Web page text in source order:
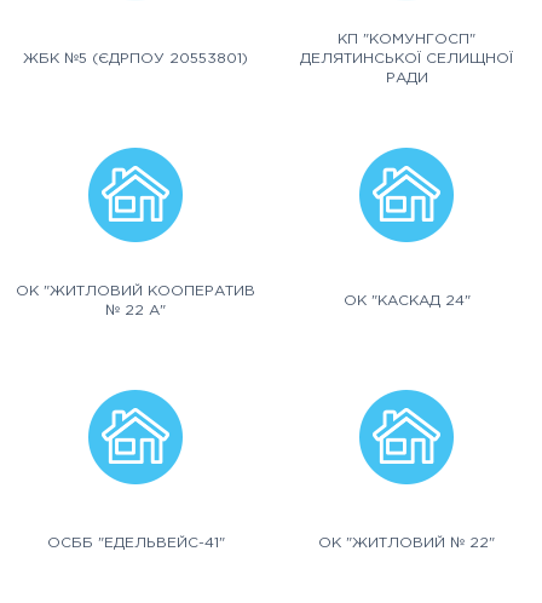
ЖБК №5 (ЄДРПОУ 20553801)
КП "КОМУНГОСП"
ДЕЛЯТИНСЬКОЇ СЕЛИЩНОЇ
РАДИ
ОК "ЖИТЛОВИЙ КООПЕРАТИВ
№ 22 А"
ОК "КАСКАД 24"
ОСББ "ЕДЕЛЬВЕЙС-41" ОК "ЖИТЛОВИЙ № 22"